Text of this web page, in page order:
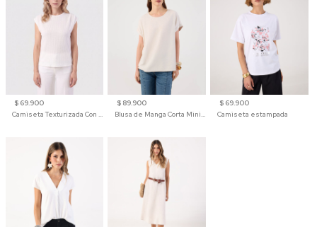
$ 69.900
Camiseta Texturizada Con Hombro Caído Para Mujer
$ 89.900
Blusa de Manga Corta Minimalista para Mujer
$ 69.900
Camiseta estampada